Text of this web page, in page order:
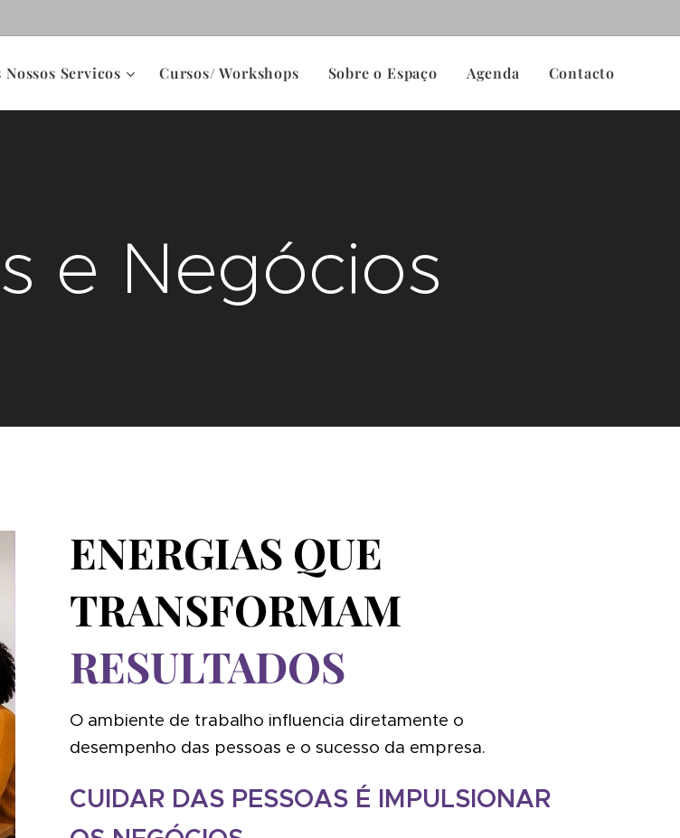
Nossos Servicos Cursos/ Workshops Sobre o Espaço Agenda Contacto
e Negócios
ENERGIAS QUE
TRANSFORMAM
RESULTADOS
O ambiente de trabalho influencia diretamente o
desempenho das pessoas e o sucesso da empresa.
CUIDAR DAS PESSOAS É IMPULSIONAR